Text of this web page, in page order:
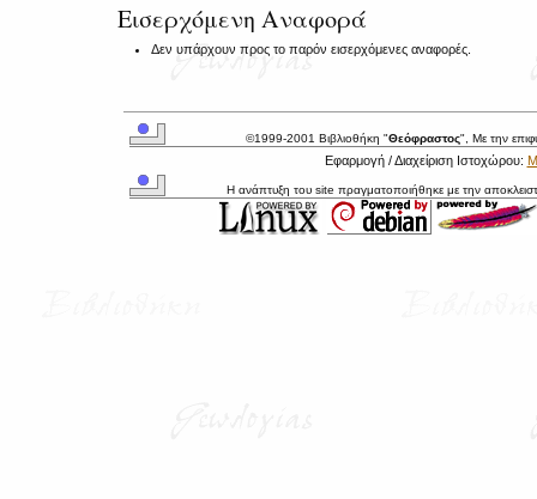
Εισερχόμενη Αναφορά
Δεν υπάρχουν προς το παρόν εισερχόμενες αναφορές.
©1999-2001 Βιβλιοθήκη "Θεόφραστος", Με την
Εφαρμογή / Διαχείριση Ιστοχώρου:
Η ανάπτυξη του site πραγματοποιήθηκε με την